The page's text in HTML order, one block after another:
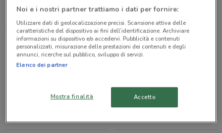
LOACKER
Tutti i negozi
Volantini e offerte intorno a Scafati
Noi e i nostri partner trattiamo i dati per fornire:
Utilizzare dati di geolocalizzazione precisi. Scansione attiva delle
caratteristiche del dispositivo ai fini dell’identificazione. Archiviare
informazioni su dispositivo e/o accedervi. Pubblicità e contenuti
personalizzati, misurazione delle prestazioni dei contenuti e degli
annunci, ricerche sul pubblico, sviluppo di servizi.
Elenco dei partner
Mostra finalità Accetto